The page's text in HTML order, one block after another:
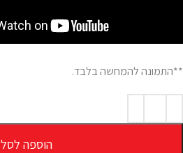
**התמונה להמחשה בלבד.
הוספה לסל